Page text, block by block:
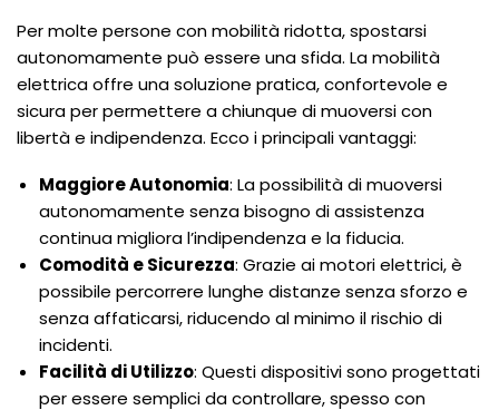
Per molte persone con mobilità ridotta, spostarsi
autonomamente può essere una sfida. La mobilità
elettrica offre una soluzione pratica, confortevole e
sicura per permettere a chiunque di muoversi con
libertà e indipendenza. Ecco i principali vantaggi:
Maggiore Autonomia: La possibilità di muoversi
autonomamente senza bisogno di assistenza
continua migliora l’indipendenza e la fiducia.
Comodità e Sicurezza: Grazie ai motori elettrici, è
possibile percorrere lunghe distanze senza sforzo e
senza affaticarsi, riducendo al minimo il rischio di
incidenti.
Facilità di Utilizzo: Questi dispositivi sono progettati
per essere semplici da controllare, spesso con